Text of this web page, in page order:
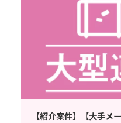
【紹介案件】【大手メ